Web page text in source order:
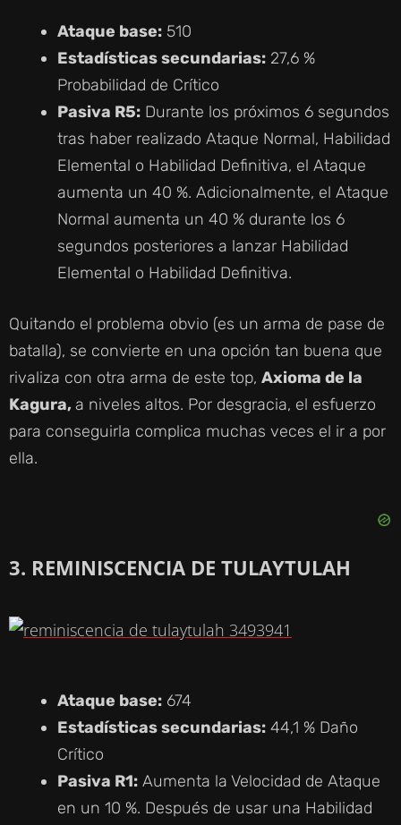
Ataque base: 510
Estadísticas secundarias: 27,6 %
Probabilidad de Crítico
Pasiva R5: Durante los próximos 6 segundos
tras haber realizado Ataque Normal, Habilidad
Elemental o Habilidad Definitiva, el Ataque
aumenta un 40 %. Adicionalmente, el Ataque
Normal aumenta un 40 % durante los 6
segundos posteriores a lanzar Habilidad
Elemental o Habilidad Definitiva.
Quitando el problema obvio (es un arma de pase de
batalla), se convierte en una opción tan buena que
rivaliza con otra arma de este top, Axioma de la
Kagura,a niveles altos. Por desgracia, el esfuerzo
para conseguirla complica muchas veces el ir a por
ella.
3. REMINISCENCIA DE TULAYTULAH
Ataque base: 674
Estadísticas secundarias: 44,1 % Daño
Crítico
Pasiva R1: Aumenta la Velocidad de Ataque
en un 10 %. Después de usar una Habilidad